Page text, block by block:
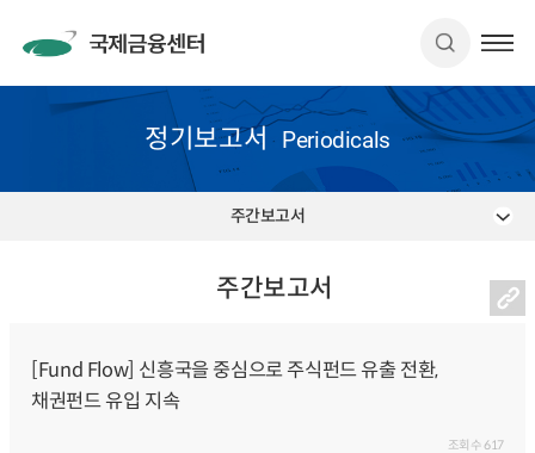
정기보고서 Periodicals
주간보고서
주간보고서
[Fund Flow] 신흥국을 중심으로 주식펀드 유출 전환,
채권펀드 유입 지속
조회수617